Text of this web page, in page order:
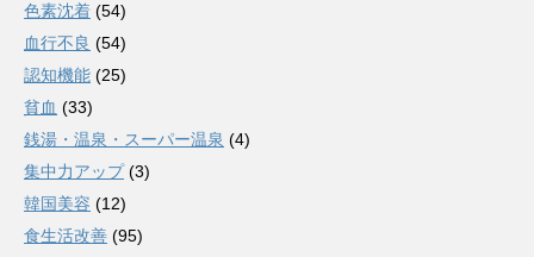
色素沈着 (54)
血行不良 (54)
認知機能 (25)
貧血 (33)
銭湯・温泉・スーパー温泉 (4)
集中力アップ(3)
韓国美容 (12)
食生活改善 (95)